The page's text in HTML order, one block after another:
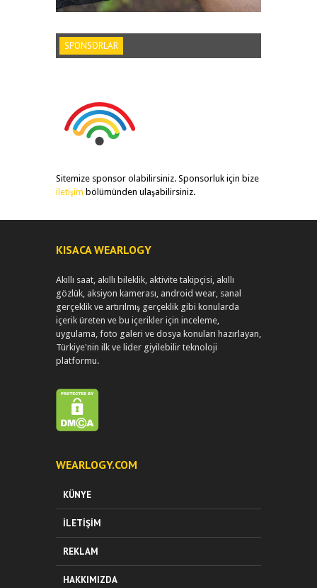
SPONSORLAR
Sitemize sponsor olabilirsiniz. Sponsorluk için bize
iletişim bölümünden ulaşabilirsiniz.
KISACA WEARLOGY
Akıllı saat, akıllı bileklik, aktivite takipçisi, akıllı
gözlük, aksiyon kamerası, android wear, sanal
gerçeklik ve artırılmış gerçeklik gibi konularda
içerik üreten ve bu içerikler için inceleme,
uygulama, foto galeri ve dosya konuları hazırlayan,
Türkiye'nin ilk ve lider giyilebilir teknoloji
platformu.
WEARLOGY.COM
KÜNYE
İLETIŞIM
REKLAM
HAKKIMIZDA